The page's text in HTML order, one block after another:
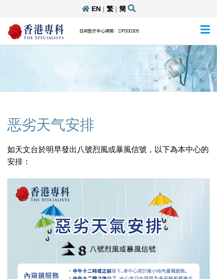
EN| 繁| 簡
日间医疗中心牌照：DP000305
恶劣天气安排
如天文台於明早發出八號烈風或暴風信號，以下為本中心的
安排：